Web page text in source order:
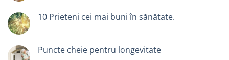
10 Prieteni cei mai buni în sănătate.
Puncte cheie pentru longevitate